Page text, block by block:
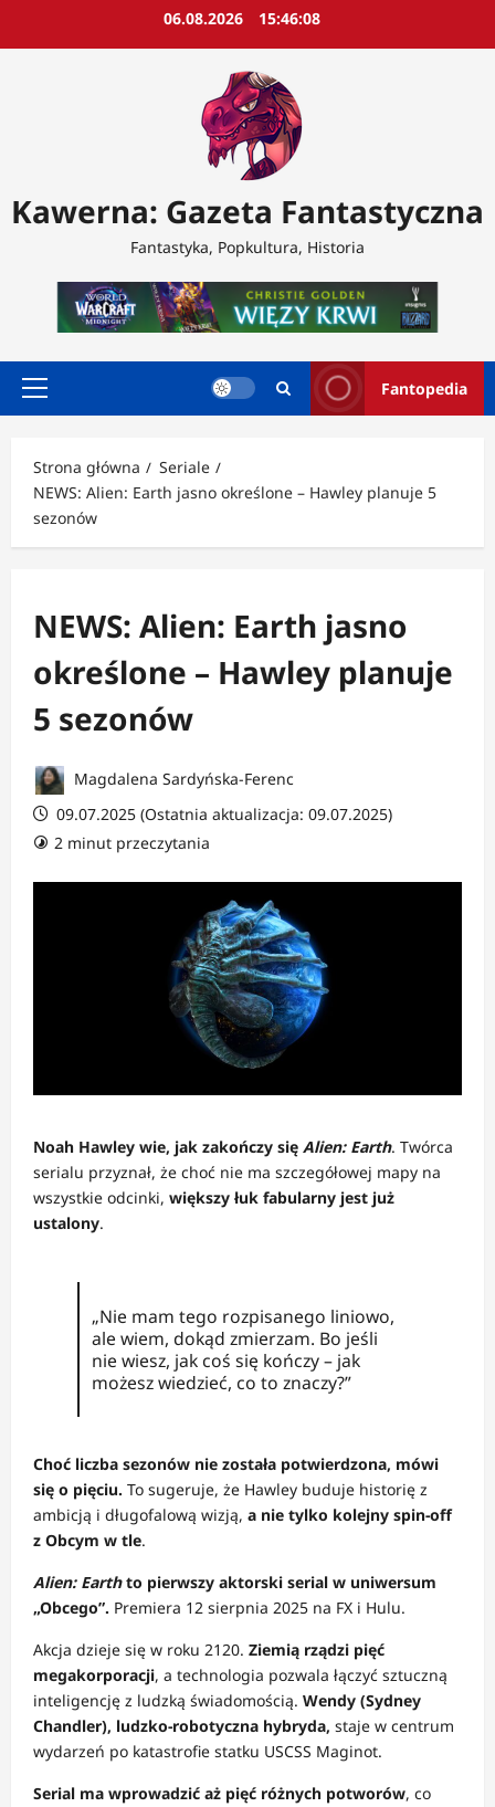
06.08.2026 15:46:10
Kawerna: Gazeta Fantastyczna
Fantastyka, Popkultura, Historia
Menu
Fantopedia
Strona główna
Seriale
NEWS: Alien: Earth jasno określone – Hawley planuje 5
sezonów
NEWS: Alien: Earth jasno
określone – Hawley planuje
5 sezonów
Magdalena Sardyńska-Ferenc
09.07.2025 (Ostatnia aktualizacja: 09.07.2025)
2 minut przeczytania
Noah Hawley wie, jak zakończy się Alien: Earth. Twórca
serialu przyznał, że choć nie ma szczegółowej mapy na
wszystkie odcinki, większy łuk fabularny jest już
ustalony.
„Nie mam tego rozpisanego liniowo,
ale wiem, dokąd zmierzam. Bo jeśli
nie wiesz, jak coś się kończy – jak
możesz wiedzieć, co to znaczy?”
Choć liczba sezonów nie została potwierdzona, mówi
się o pięciu. To sugeruje, że Hawley buduje historię z
ambicją i długofalową wizją, a nie tylko kolejny spin-off
z Obcym w tle.
Alien: Earthto pierwszy aktorski serial w uniwersum
„Obcego”. Premiera 12 sierpnia 2025 na FX i Hulu.
Akcja dzieje się w roku 2120. Ziemią rządzi pięć
megakorporacji, a technologia pozwala łączyć sztuczną
inteligencję z ludzką świadomością. Wendy (Sydney
Chandler), ludzko-robotyczna hybryda, staje w centrum
wydarzeń po katastrofie statku USCSS Maginot.
Serial ma wprowadzić aż pięć różnych potworów, co